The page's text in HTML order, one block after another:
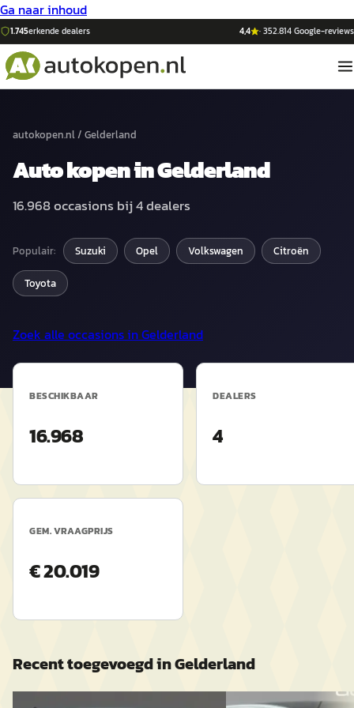
Ga naar inhoud
1.745erkende dealers 4,4 ·352.814Google-reviews
autokopen.nl/ Gelderland
Autokopen inGelderland
16.968occasions bij4dealers
Populair: Suzuki Opel Volkswagen Citroën
Toyota
Zoek alle occasions inGelderland
BESCHIKBAAR
16.968
DEALERS
4
GEM. VRAAGPRIJS
€ 20.019
Recent toegevoegd inGelderland
B